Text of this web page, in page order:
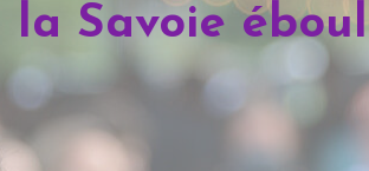
la Savoie